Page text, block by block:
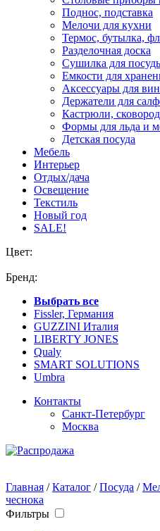
Поднос, подставка
Мелочи для кухни
Термос, бутылка,
Разделочная доска
Сушилка для
Емкости для
Аксессуары для
Держатели для
Кастрюли,
Формы для льда и
Детская посуда
Мебель
Интерьер
Отдых/дача
Освещение
Текстиль
Новый год
SALE!
Цвет:
Бренд:
Выбрать все
Fissler, Германия
GUZZINI Италия
LIBERTY JONES
Qualy
SMART SOLUTIONS
Umbra
Контакты
Санкт-Петербург
Москва
Главная /Каталог /Посуда /
чеснока
Фильтры